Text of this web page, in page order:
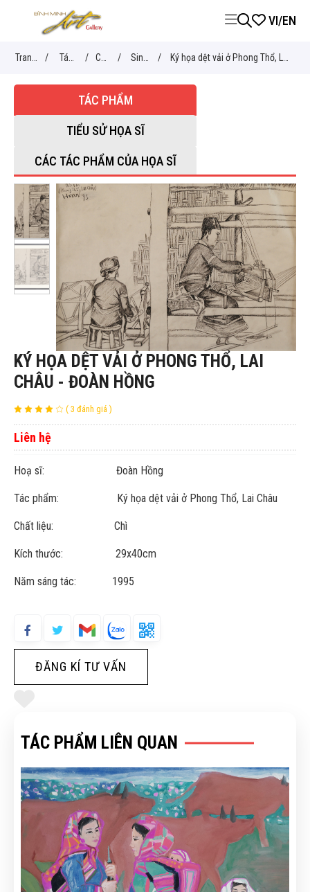
VI/EN
Trang
chủ
/ Tác
phẩm
/ Chủ
đề
/ Sinh
hoạt
/ Ký họa dệt vải ở Phong Thổ, Lai
Châu - Đoàn Hồng
TÁC PHẨM
TIỂU SỬ HỌA SĨ
CÁC TÁC PHẨM CỦA HỌA SĨ
KÝ HỌA DỆT VẢI Ở PHONG THỔ, LAI
CHÂU - ĐOÀN HỒNG
( 3 đánh giá )
Liên hệ
Hoạ sĩ: Đoàn Hồng
Tác phẩm: Ký họa dệt vải ở Phong Thổ, Lai Châu
Chất liệu: Chì
Kích thước: 29x40cm
Năm sáng tác: 1995
ĐĂNG KÍ TƯ VẤN
TÁC PHẨM LIÊN QUAN